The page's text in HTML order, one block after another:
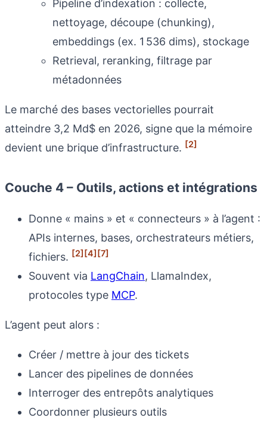
Pipeline d’indexation : collecte,
nettoyage, découpe (chunking),
embeddings (ex. 1 536 dims), stockage
Retrieval, reranking, filtrage par
métadonnées
Le marché des bases vectorielles pourrait
atteindre 3,2 Md$ en 2026, signe que la mémoire
devient une brique d’infrastructure. [2]
Couche 4 – Outils, actions et intégrations
Donne « mains » et « connecteurs » à l’agent :
APIs internes, bases, orchestrateurs métiers,
fichiers. [2][4][7]
Souvent via LangChain, LlamaIndex,
protocoles type MCP.
L’agent peut alors :
Créer / mettre à jour des tickets
Lancer des pipelines de données
Interroger des entrepôts analytiques
Coordonner plusieurs outils